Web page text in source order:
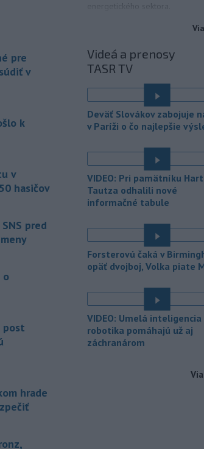
pre
v
k
v
hasičov
pred
o
post
hrade
energetického sektora.
Slovenská polícia
ktorý sa podarilo ukončiť
právoplatným odsúdením
15:21 - Piatkový požiar v
bratislavskej rafinérii
pod kontrolou.Príčina jeho
TASR to potvrdil hovorca
Anton Molnár.
15:17 - Ministerstvo kultúry
upraví verziu opatrenia o
pôsobnosti rezortu.
14:17 -
V bratislavskej rafinérii
Slovnaft horí uskladnený
produkt.
TASR o tom
rafinéria s tým, že obyvateľom
13:50 - Jedným zo zdravotných
na festivale môže byť vyššia
úroveň hluku. Je preto dobré
chrániče sluchu či dodržiavať
Videá a prenosy
TASR TV
Deväť Slovákov zabojuje
v Paríži o čo najlepšie
VIDEO: Pri pamätníku
Tautza odhalili nové
informačné tabule
Forsterovú čaká v
opäť dvojboj, Volka piate
VIDEO: Umelá inteligencia
robotika pomáhajú už aj
záchranárom